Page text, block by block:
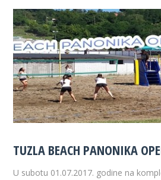
TUZLA BEACH PANONIKA
U subotu 01.07.2017. godine na